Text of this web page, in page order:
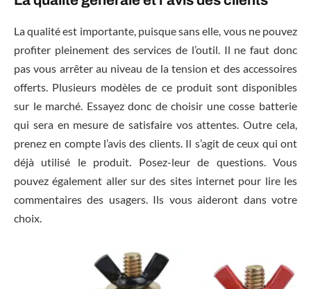
La qualité est importante, puisque sans elle, vous ne pouvez
profiter pleinement des services de l’outil. Il ne faut donc
pas vous arrêter au niveau de la tension et des accessoires
offerts. Plusieurs modèles de ce produit sont disponibles
sur le marché. Essayez donc de choisir une cosse batterie
qui sera en mesure de satisfaire vos attentes. Outre cela,
prenez en compte l’avis des clients. Il s’agit de ceux qui ont
déjà utilisé le produit. Posez-leur de questions. Vous
pouvez également aller sur des sites internet pour lire les
commentaires des usagers. Ils vous aideront dans votre
choix.